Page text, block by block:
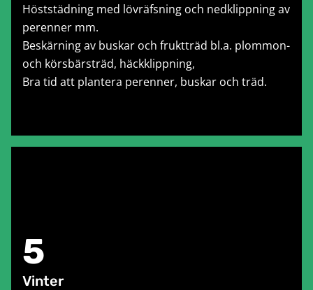
Höststädning med lövräfsning och nedklippning av
perenner mm.
Beskärning av buskar och fruktträd bl.a. plommon-
och körsbärsträd, häckklippning,
Bra tid att plantera perenner, buskar och träd.
5
Vinter